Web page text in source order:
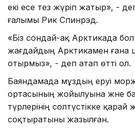
екі есе тез жүріп жатыр», -
ғалымы Рик Спинрэд.
«Біз сондай-ақ Арктикада
жағдайдың Арктикамен ғана
отырмыз», - деп атап өтті ол.
Баяндамада мұздың еруі
ортасының жойылуына және
түрлерінің солтүстікке қарай
соқтыратыны жазылған.